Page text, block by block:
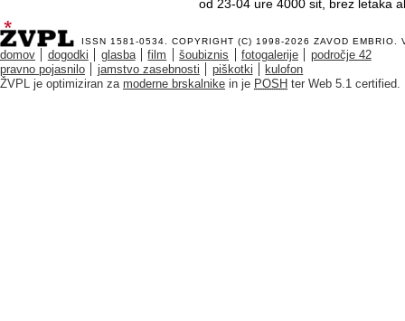
od 23-04 ure 4000 sit, brez letaka
ISSN 1581-0534. COPYRIGHT (C) 1998-2026 ZAVOD EMBRIO .
domov dogodki glasba film šoubiznis fotogalerije
področje 42
pravno pojasnilo
jamstvo zasebnosti piškotki
kulofon
ŽVPL je optimiziran za moderne brskalnike in je POSH ter Web 5.1 certified.